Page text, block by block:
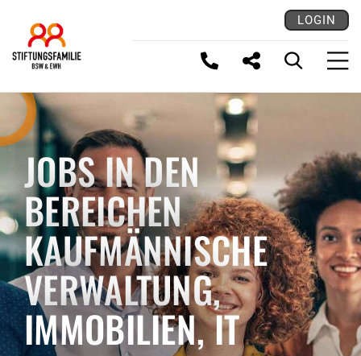
LOGIN
LINK KOPIEREN
JOBS IN DEN
BEREICHEN
KAUFMÄNNISCHE
VERWALTUNG,
IMMOBILIEN, IT